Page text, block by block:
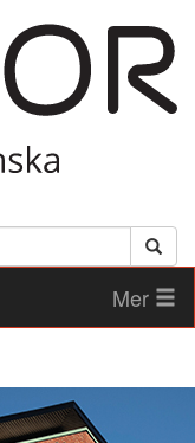
Mer